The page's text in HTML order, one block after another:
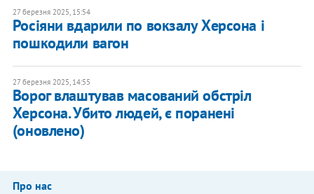
27 березня 2025, 15:54
Росіяни вдарили по вокзалу Херсона і
пошкодили вагон
27 березня 2025, 14:55
Ворог влаштував масований обстріл
Херсона. Убито людей, є поранені
(оновлено)
Про нас